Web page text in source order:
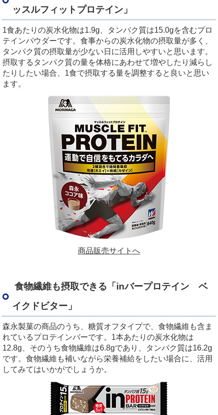
ッスルフィットプロテイン」
1食あたりの炭水化物は1.9g、タンパク質は15.0gを含むプロ
テインパウダーです。食事からの炭水化物の摂取量が多く、
タンパク質の摂取量が少ない日に活用しやすいと思います。
摂取するタンパク質の量を体格にあわせて増やしたり減らし
たりしたい場合、1食で摂取する量を調整すると良いと思い
ます。
商品販売サイトへ
食物繊維も摂取できる「inバープロテイン ベ
イクドビター」
森永製菓の商品のうち、糖質オフタイプで、食物繊維も含ま
れているプロテインバーです。1本あたりの炭水化物は
12.8g、そのうち食物繊維は6.8gであり、タンパク質は16.2g
です。食物繊維も補いながら栄養補給をしたい場合に、活用
してみてはいかがでしょうか。